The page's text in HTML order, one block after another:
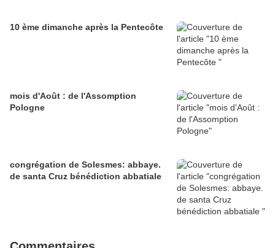
10 ème dimanche après la Pentecôte
mois d'Août : de l'Assomption
Pologne
congrégation de Solesmes: abbaye.
de santa Cruz bénédiction abbatiale